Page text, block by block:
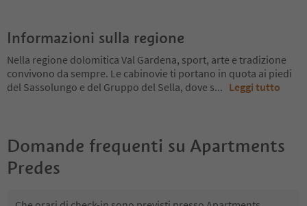
Informazioni sulla regione
Nella regione dolomitica Val Gardena, sport, arte e tradizione
convivono da sempre. Le cabinovie ti portano in quota ai piedi
del Sassolungo e del Gruppo del Sella, dove s... Leggi tutto
Domande frequenti su Apartments
Predes